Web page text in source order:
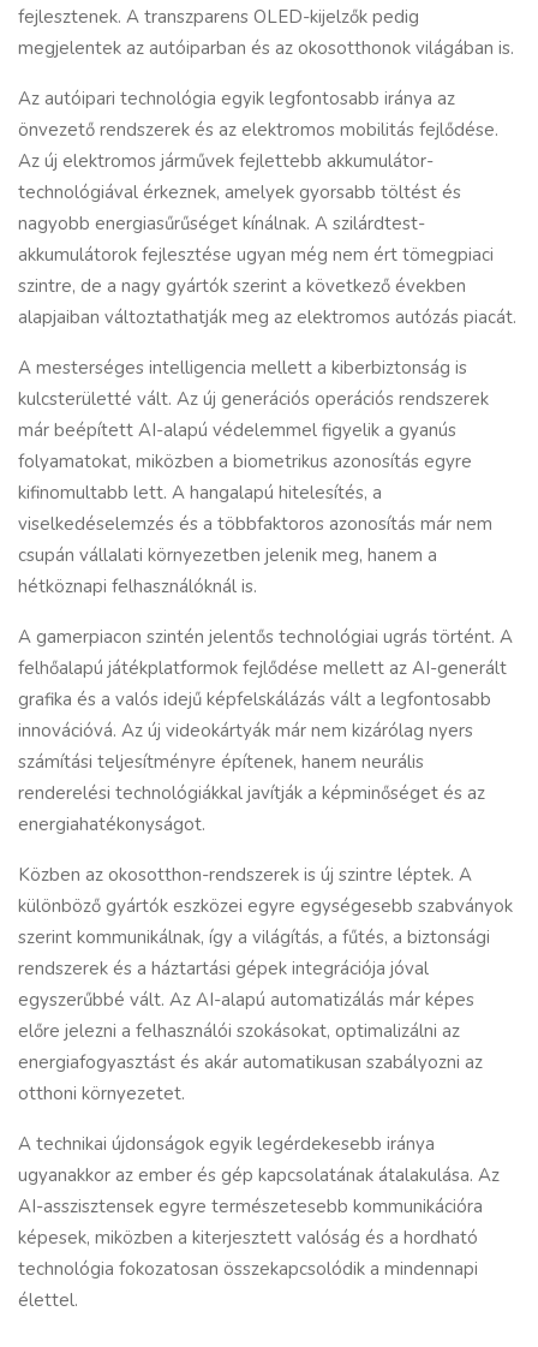
fejlesztenek. A transzparens OLED-kijelzők pedig
megjelentek az autóiparban és az okosotthonok világában is.
Az autóipari technológia egyik legfontosabb iránya az
önvezető rendszerek és az elektromos mobilitás fejlődése.
Az új elektromos járművek fejlettebb akkumulátor-
technológiával érkeznek, amelyek gyorsabb töltést és
nagyobb energiasűrűséget kínálnak. A szilárdtest-
akkumulátorok fejlesztése ugyan még nem ért tömegpiaci
szintre, de a nagy gyártók szerint a következő években
alapjaiban változtathatják meg az elektromos autózás piacát.
A mesterséges intelligencia mellett a kiberbiztonság is
kulcsterületté vált. Az új generációs operációs rendszerek
már beépített AI-alapú védelemmel figyelik a gyanús
folyamatokat, miközben a biometrikus azonosítás egyre
kifinomultabb lett. A hangalapú hitelesítés, a
viselkedéselemzés és a többfaktoros azonosítás már nem
csupán vállalati környezetben jelenik meg, hanem a
hétköznapi felhasználóknál is.
A gamerpiacon szintén jelentős technológiai ugrás történt. A
felhőalapú játékplatformok fejlődése mellett az AI-generált
grafika és a valós idejű képfelskálázás vált a legfontosabb
innovációvá. Az új videokártyák már nem kizárólag nyers
számítási teljesítményre építenek, hanem neurális
renderelési technológiákkal javítják a képminőséget és az
energiahatékonyságot.
Közben az okosotthon-rendszerek is új szintre léptek. A
különböző gyártók eszközei egyre egységesebb szabványok
szerint kommunikálnak, így a világítás, a fűtés, a biztonsági
rendszerek és a háztartási gépek integrációja jóval
egyszerűbbé vált. Az AI-alapú automatizálás már képes
előre jelezni a felhasználói szokásokat, optimalizálni az
energiafogyasztást és akár automatikusan szabályozni az
otthoni környezetet.
A technikai újdonságok egyik legérdekesebb iránya
ugyanakkor az ember és gép kapcsolatának átalakulása. Az
AI-asszisztensek egyre természetesebb kommunikációra
képesek, miközben a kiterjesztett valóság és a hordható
technológia fokozatosan összekapcsolódik a mindennapi
élettel.